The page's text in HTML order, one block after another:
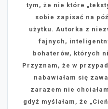
tym, że nie które
sobie zapisać na
użytku. Autorka z
fajnych,
bohaterów, których
Przyznam, że w
nabawiałam się
zarazem nie
gdyż myślałam, że